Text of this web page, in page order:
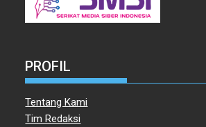
PROFIL
Tentang Kami
Tim Redaksi